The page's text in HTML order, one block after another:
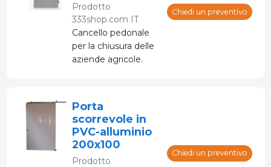
Prodotto
333shop.com IT
Cancello pedonale
per la chiusura delle
aziende agricole.
Chiedi un preventivo
Porta
scorrevole in
PVC-alluminio
200x100
Prodotto
Chiedi un preventivo